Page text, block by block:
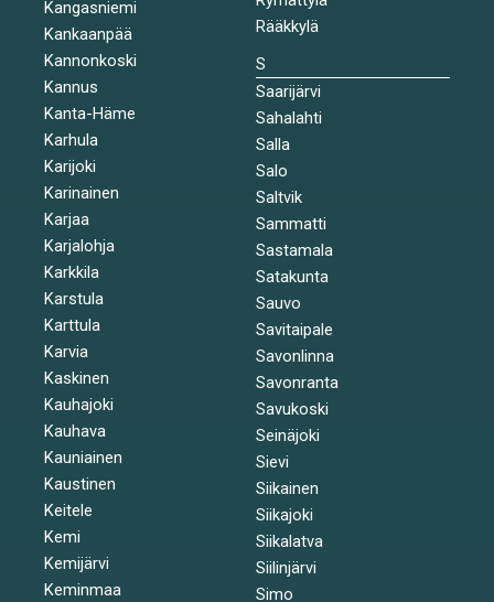
Kangasniemi
Kankaanpää
Kannonkoski
Kannus
Kanta-Häme
Karhula
Karijoki
Karinainen
Karjaa
Karjalohja
Karkkila
Karstula
Karttula
Karvia
Kaskinen
Kauhajoki
Kauhava
Kauniainen
Kaustinen
Keitele
Kemi
Kemijärvi
Keminmaa
Rääkkylä
S
Saarijärvi
Sahalahti
Salla
Salo
Saltvik
Sammatti
Sastamala
Satakunta
Sauvo
Savitaipale
Savonlinna
Savonranta
Savukoski
Seinäjoki
Sievi
Siikainen
Siikajoki
Siikalatva
Siilinjärvi
Simo